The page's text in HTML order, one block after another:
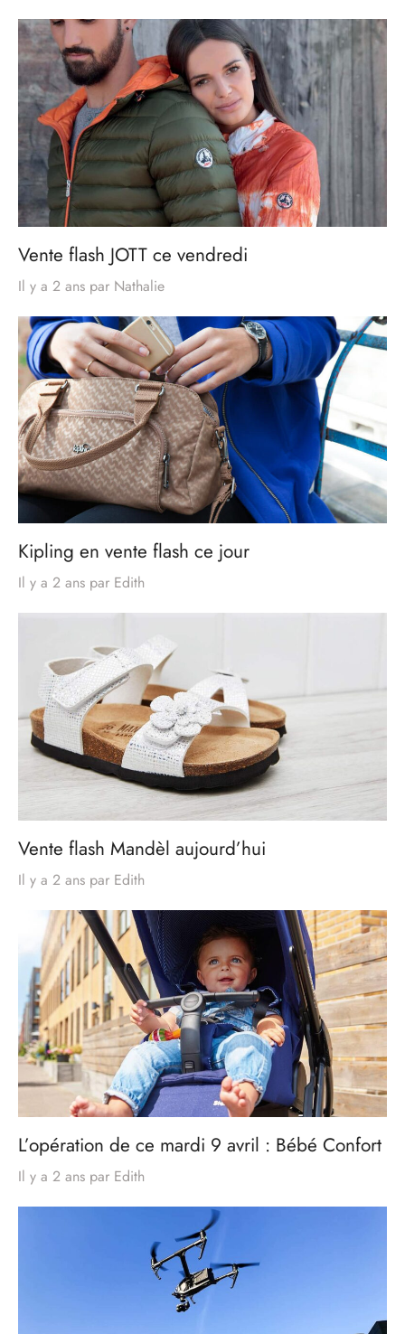
Vente flash JOTT ce vendredi
Il y a 2 ans par Nathalie
Kipling en vente flash ce jour
Il y a 2 ans par Edith
Vente flash Mandèl aujourd’hui
Il y a 2 ans par Edith
L’opération de ce mardi 9 avril : Bébé Confort
Il y a 2 ans par Edith